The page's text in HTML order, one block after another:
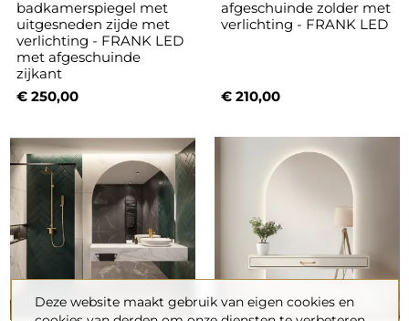
badkamerspiegel met
uitgesneden zijde met
verlichting - FRANK LED
met afgeschuinde
zijkant
€ 250,00
afgeschuinde zolder met
verlichting - FRANK LED
€ 210,00
Deze website maakt gebruik van eigen cookies en